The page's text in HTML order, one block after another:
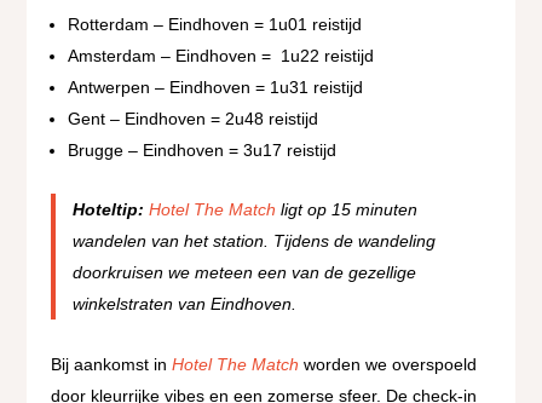
Rotterdam – Eindhoven = 1u01 reistijd
Amsterdam – Eindhoven = 1u22 reistijd
Antwerpen – Eindhoven = 1u31 reistijd
Gent – Eindhoven = 2u48 reistijd
Brugge – Eindhoven = 3u17 reistijd
Hoteltip: Hotel The Match ligt op 15 minuten
wandelen van het station. Tijdens de wandeling
doorkruisen we meteen een van de gezellige
winkelstraten van Eindhoven.
Bij aankomst inHotel The Match worden we overspoeld
door kleurrijke vibes en een zomerse sfeer. De check-in